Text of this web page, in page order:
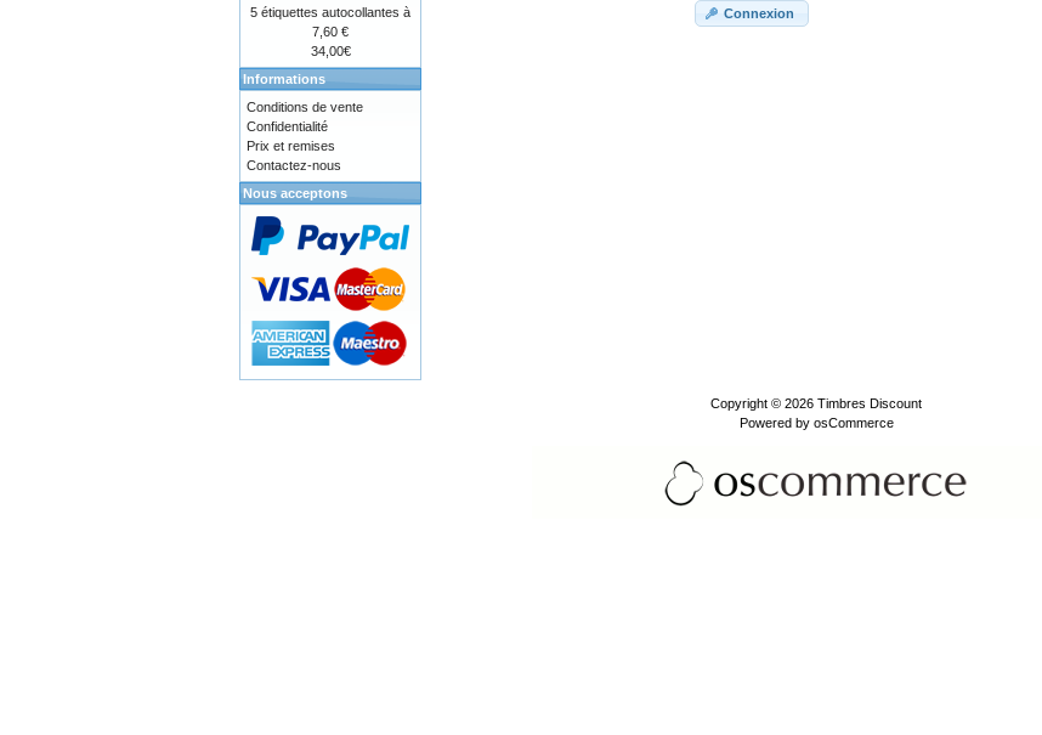
Connexion
5 étiquettes autocollantes à
7,60 €
34,00€
Informations
Conditions de vente
Confidentialité
Prix et remises
Contactez-nous
Nous acceptons
Copyright © 2026 Timbres Discount
Powered by osCommerce